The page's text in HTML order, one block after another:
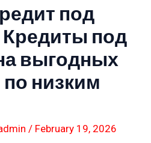
под
Кредиты под
на выгодных
низким
/ February 19, 2026